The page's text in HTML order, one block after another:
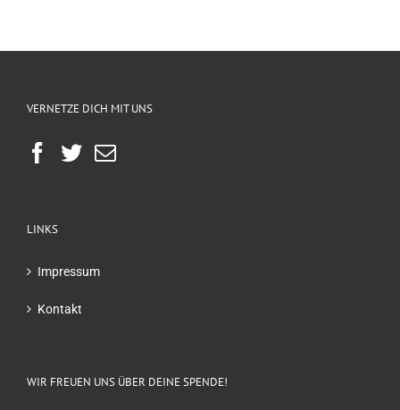
VERNETZE DICH MIT UNS
LINKS
Impressum
Kontakt
WIR FREUEN UNS ÜBER DEINE SPENDE!